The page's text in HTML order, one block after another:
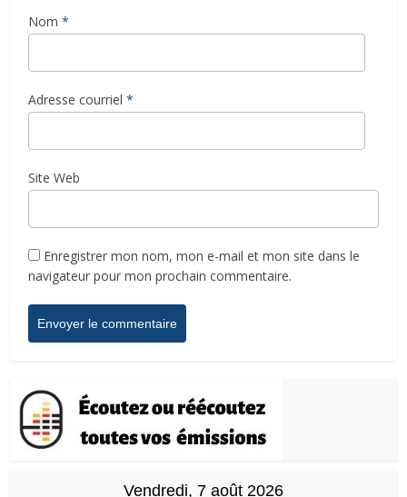
Nom *
Adresse courriel *
Site Web
Enregistrer mon nom, mon e-mail et mon site dans le
navigateur pour mon prochain commentaire.
Vendredi, 7 août 2026